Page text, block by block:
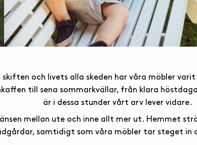
skiften och livets alla skeden har våra möbler
till sena sommarkvällar, från klara
är i dessa stunder vårt arv lever vidare.
mellan ute och inne allt mer ut. Hemmet
samtidigt som våra möbler tar steget in